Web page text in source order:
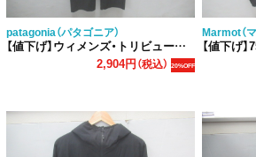
patagonia（パタゴニア）
【値下げ】ウィメンズ・トリビューン・パンツ
2,904円（税込） 20%OFF
Marmot（
【値下げ】750